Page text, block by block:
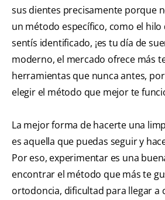
sus dientes precisamente porque
un método específico, como el hilo
sentís identificado, ¡es tu día de
moderno, el mercado ofrece más
herramientas que nunca antes,
elegir el método que mejor te
La mejor forma de hacerte una
es aquella que puedas seguir y
Por eso, experimentar es una
encontrar el método que más te
ortodoncia, dificultad para llegar a